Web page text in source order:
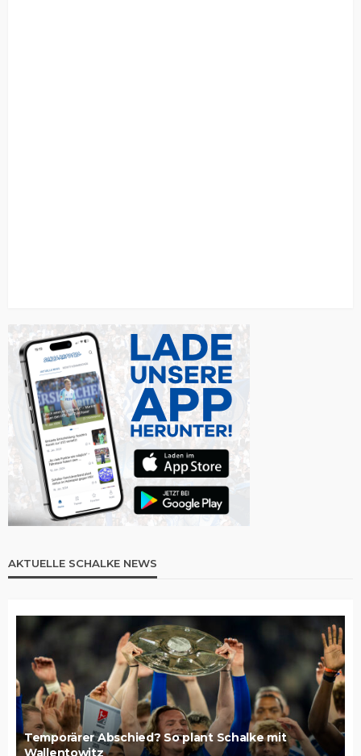
AKTUELLE SCHALKE NEWS
Temporärer Abschied? So plant Schalke mit
Wallentowitz